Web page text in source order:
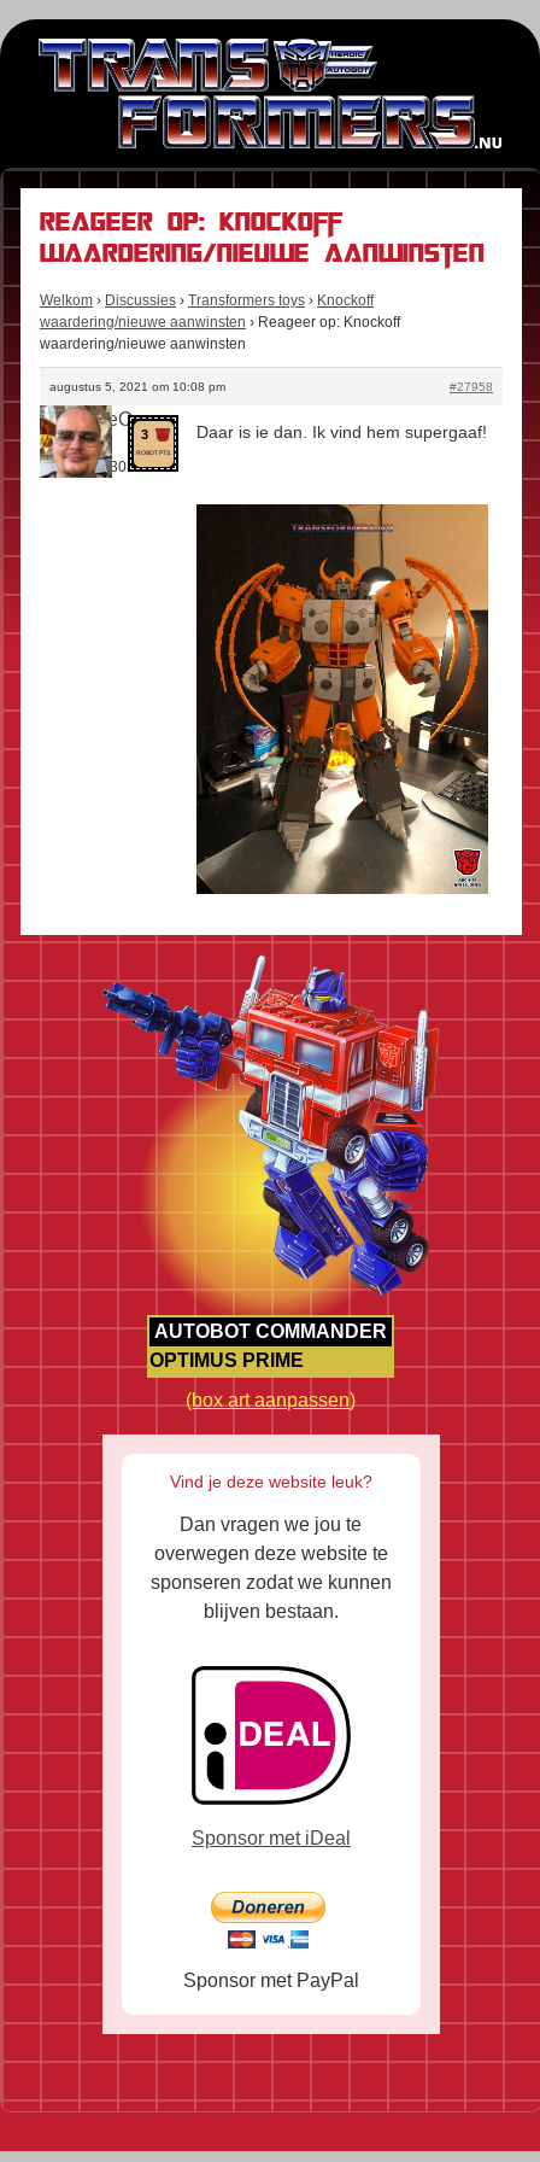
Reageer op: Knockoff
waardering/nieuwe aanwinsten
Welkom › Discussies › Transformers toys › Knockoff
waardering/nieuwe aanwinsten › Reageer op: Knockoff
waardering/nieuwe aanwinsten
augustus 5, 2021 om 10:08 pm #27958
TillAllAreOne
Rol:Fan
Berichten: 303
3
ROBOT PTS.
Daar is ie dan. Ik vind hem supergaaf!
AUTOBOT COMMANDER
OPTIMUS PRIME
(box art aanpassen)
Vind je deze website leuk?
Dan vragen we jou te
overwegen deze website te
sponseren zodat we kunnen
blijven bestaan.
Sponsor met iDeal
Sponsor met PayPal